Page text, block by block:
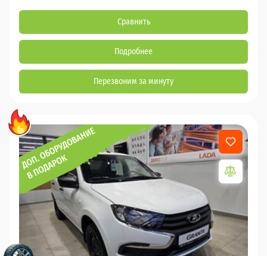
Сравнить
Подробнее
Перезвоним за минуту